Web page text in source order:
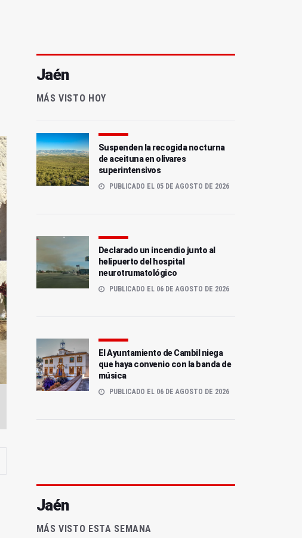
Jaén
MÁS VISTO HOY
Suspenden la recogida nocturna
de aceituna en olivares
superintensivos
PUBLICADO EL 05 DE AGOSTO DE 2026
Declarado un incendio junto al
helipuerto del hospital
neurotrumatológico
PUBLICADO EL 06 DE AGOSTO DE 2026
El Ayuntamiento de Cambil niega
que haya convenio con la banda de
música
PUBLICADO EL 06 DE AGOSTO DE 2026
Jaén
MÁS VISTO ESTA SEMANA